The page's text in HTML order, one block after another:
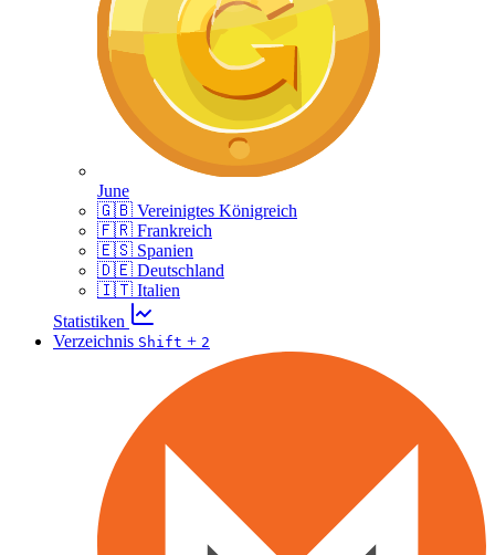
June
🇬🇧 Vereinigtes Königreich
🇫🇷 Frankreich
🇪🇸 Spanien
🇩🇪 Deutschland
🇮🇹 Italien
Statistiken
Verzeichnis Shift + 2